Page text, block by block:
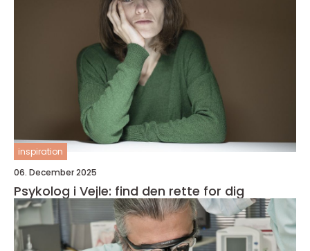
inspiration
06. December 2025
Psykolog i Vejle: find den rette for dig